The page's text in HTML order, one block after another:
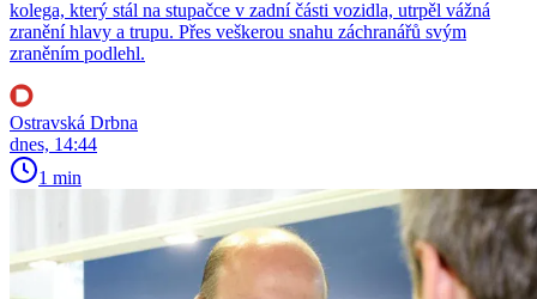
kolega, který stál na stupačce v zadní části vozidla, utrpěl vážná
zranění hlavy a trupu. Přes veškerou snahu záchranářů svým
zraněním podlehl.
Ostravská Drbna
dnes, 14:44
1 min